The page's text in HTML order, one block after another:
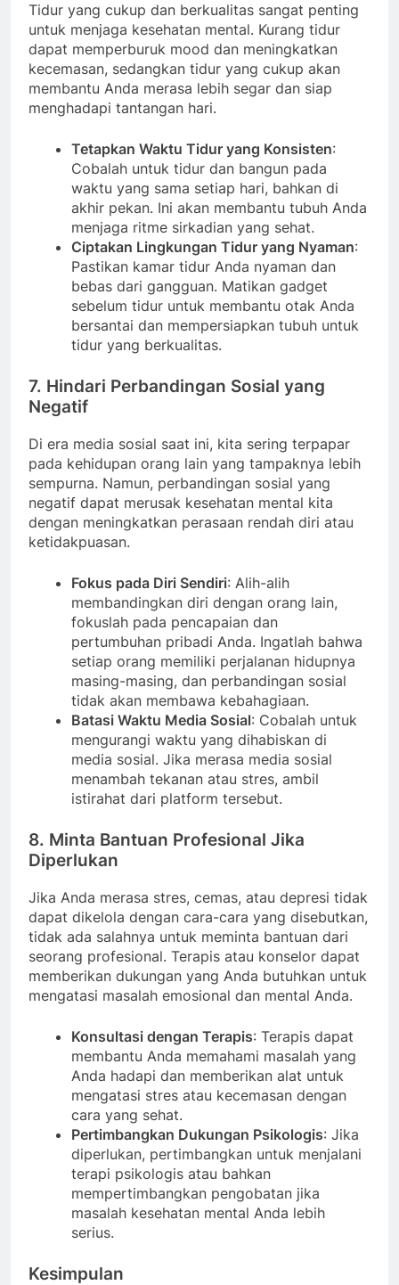
Tidur yang cukup dan berkualitas sangat penting
untuk menjaga kesehatan mental. Kurang tidur
dapat memperburuk mood dan meningkatkan
kecemasan, sedangkan tidur yang cukup akan
membantu Anda merasa lebih segar dan siap
menghadapi tantangan hari.
Tetapkan Waktu Tidur yang Konsisten:
Cobalah untuk tidur dan bangun pada
waktu yang sama setiap hari, bahkan di
akhir pekan. Ini akan membantu tubuh Anda
menjaga ritme sirkadian yang sehat.
Ciptakan Lingkungan Tidur yang Nyaman:
Pastikan kamar tidur Anda nyaman dan
bebas dari gangguan. Matikan gadget
sebelum tidur untuk membantu otak Anda
bersantai dan mempersiapkan tubuh untuk
tidur yang berkualitas.
7. Hindari Perbandingan Sosial yang
Negatif
Di era media sosial saat ini, kita sering terpapar
pada kehidupan orang lain yang tampaknya lebih
sempurna. Namun, perbandingan sosial yang
negatif dapat merusak kesehatan mental kita
dengan meningkatkan perasaan rendah diri atau
ketidakpuasan.
Fokus pada Diri Sendiri: Alih-alih
membandingkan diri dengan orang lain,
fokuslah pada pencapaian dan
pertumbuhan pribadi Anda. Ingatlah bahwa
setiap orang memiliki perjalanan hidupnya
masing-masing, dan perbandingan sosial
tidak akan membawa kebahagiaan.
Batasi Waktu Media Sosial: Cobalah untuk
mengurangi waktu yang dihabiskan di
media sosial. Jika merasa media sosial
menambah tekanan atau stres, ambil
istirahat dari platform tersebut.
8. Minta Bantuan Profesional Jika
Diperlukan
Jika Anda merasa stres, cemas, atau depresi tidak
dapat dikelola dengan cara-cara yang disebutkan,
tidak ada salahnya untuk meminta bantuan dari
seorang profesional. Terapis atau konselor dapat
memberikan dukungan yang Anda butuhkan untuk
mengatasi masalah emosional dan mental Anda.
Konsultasi dengan Terapis: Terapis dapat
membantu Anda memahami masalah yang
Anda hadapi dan memberikan alat untuk
mengatasi stres atau kecemasan dengan
cara yang sehat.
Pertimbangkan Dukungan Psikologis: Jika
diperlukan, pertimbangkan untuk menjalani
terapi psikologis atau bahkan
mempertimbangkan pengobatan jika
masalah kesehatan mental Anda lebih
serius.
Kesimpulan